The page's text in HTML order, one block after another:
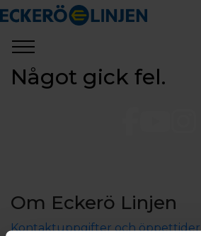
Något gick fel.
Om Eckerö Linjen
Kontaktuppgifter och öppettider